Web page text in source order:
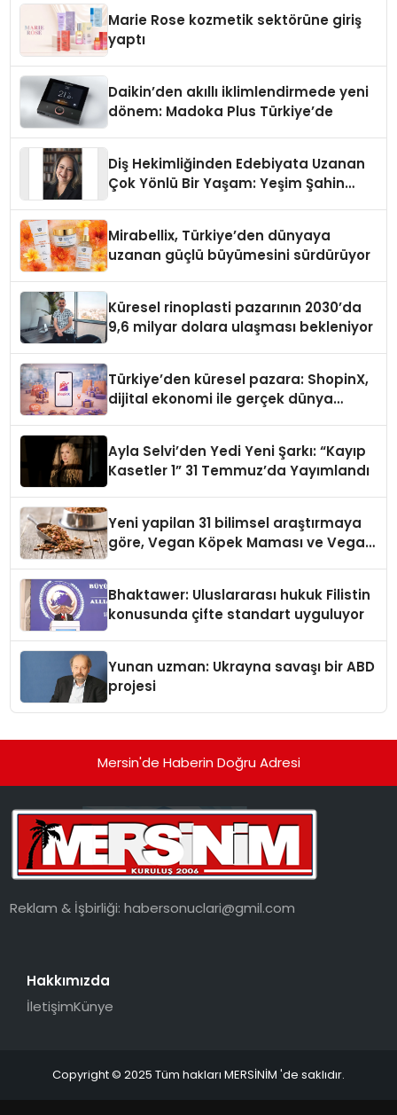
Marie Rose kozmetik sektörüne giriş
yaptı
Daikin’den akıllı iklimlendirmede yeni
dönem: Madoka Plus Türkiye’de
Diş Hekimliğinden Edebiyata Uzanan
Çok Yönlü Bir Yaşam: Yeşim Şahin
Mirabellix, Türkiye’den dünyaya
uzanan güçlü büyümesini sürdürüyor
Küresel rinoplasti pazarının 2030’da
9,6 milyar dolara ulaşması bekleniyor
Türkiye’den küresel pazara: ShopinX,
dijital ekonomi ile gerçek dünya
Ayla Selvi’den Yedi Yeni Şarkı: “Kayıp
Kasetler 1” 31 Temmuz’da Yayımlandı
Yeni yapilan 31 bilimsel araştırmaya
göre, Vegan Köpek Maması ve Vegan
Bhaktawer: Uluslararası hukuk Filistin
konusunda çifte standart uyguluyor
Yunan uzman: Ukrayna savaşı bir ABD
projesi
Mersin'de Haberin Doğru Adresi
Reklam & İşbirliği:habersonuclari@gmil.com
Hakkımızda
İletişimKünye
Copyright © 2025 Tüm hakları MERSİNİM 'de saklıdır.